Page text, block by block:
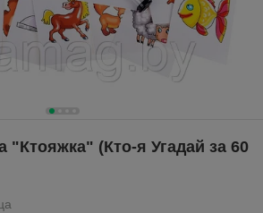
"Ктояжка" (Кто-я Угадай за 60